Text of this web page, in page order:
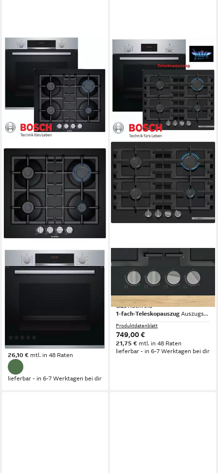
BOSCH
Backofen-Set Gasherd
Kochfeld
899,00 €
26,10 € mtl. in 48 Raten
lieferbar - in 6-7 Werktagen bei dir
BOSCH
Gasherd-Set Bosch Autark
Elektro Backofen mit Teleskop
Gas Kochfeld
1-fach-Teleskopauszug Auszugssystem
Produktdatenblatt
749,00 €
21,75 € mtl. in 48 Raten
lieferbar - in 6-7 Werktagen bei dir